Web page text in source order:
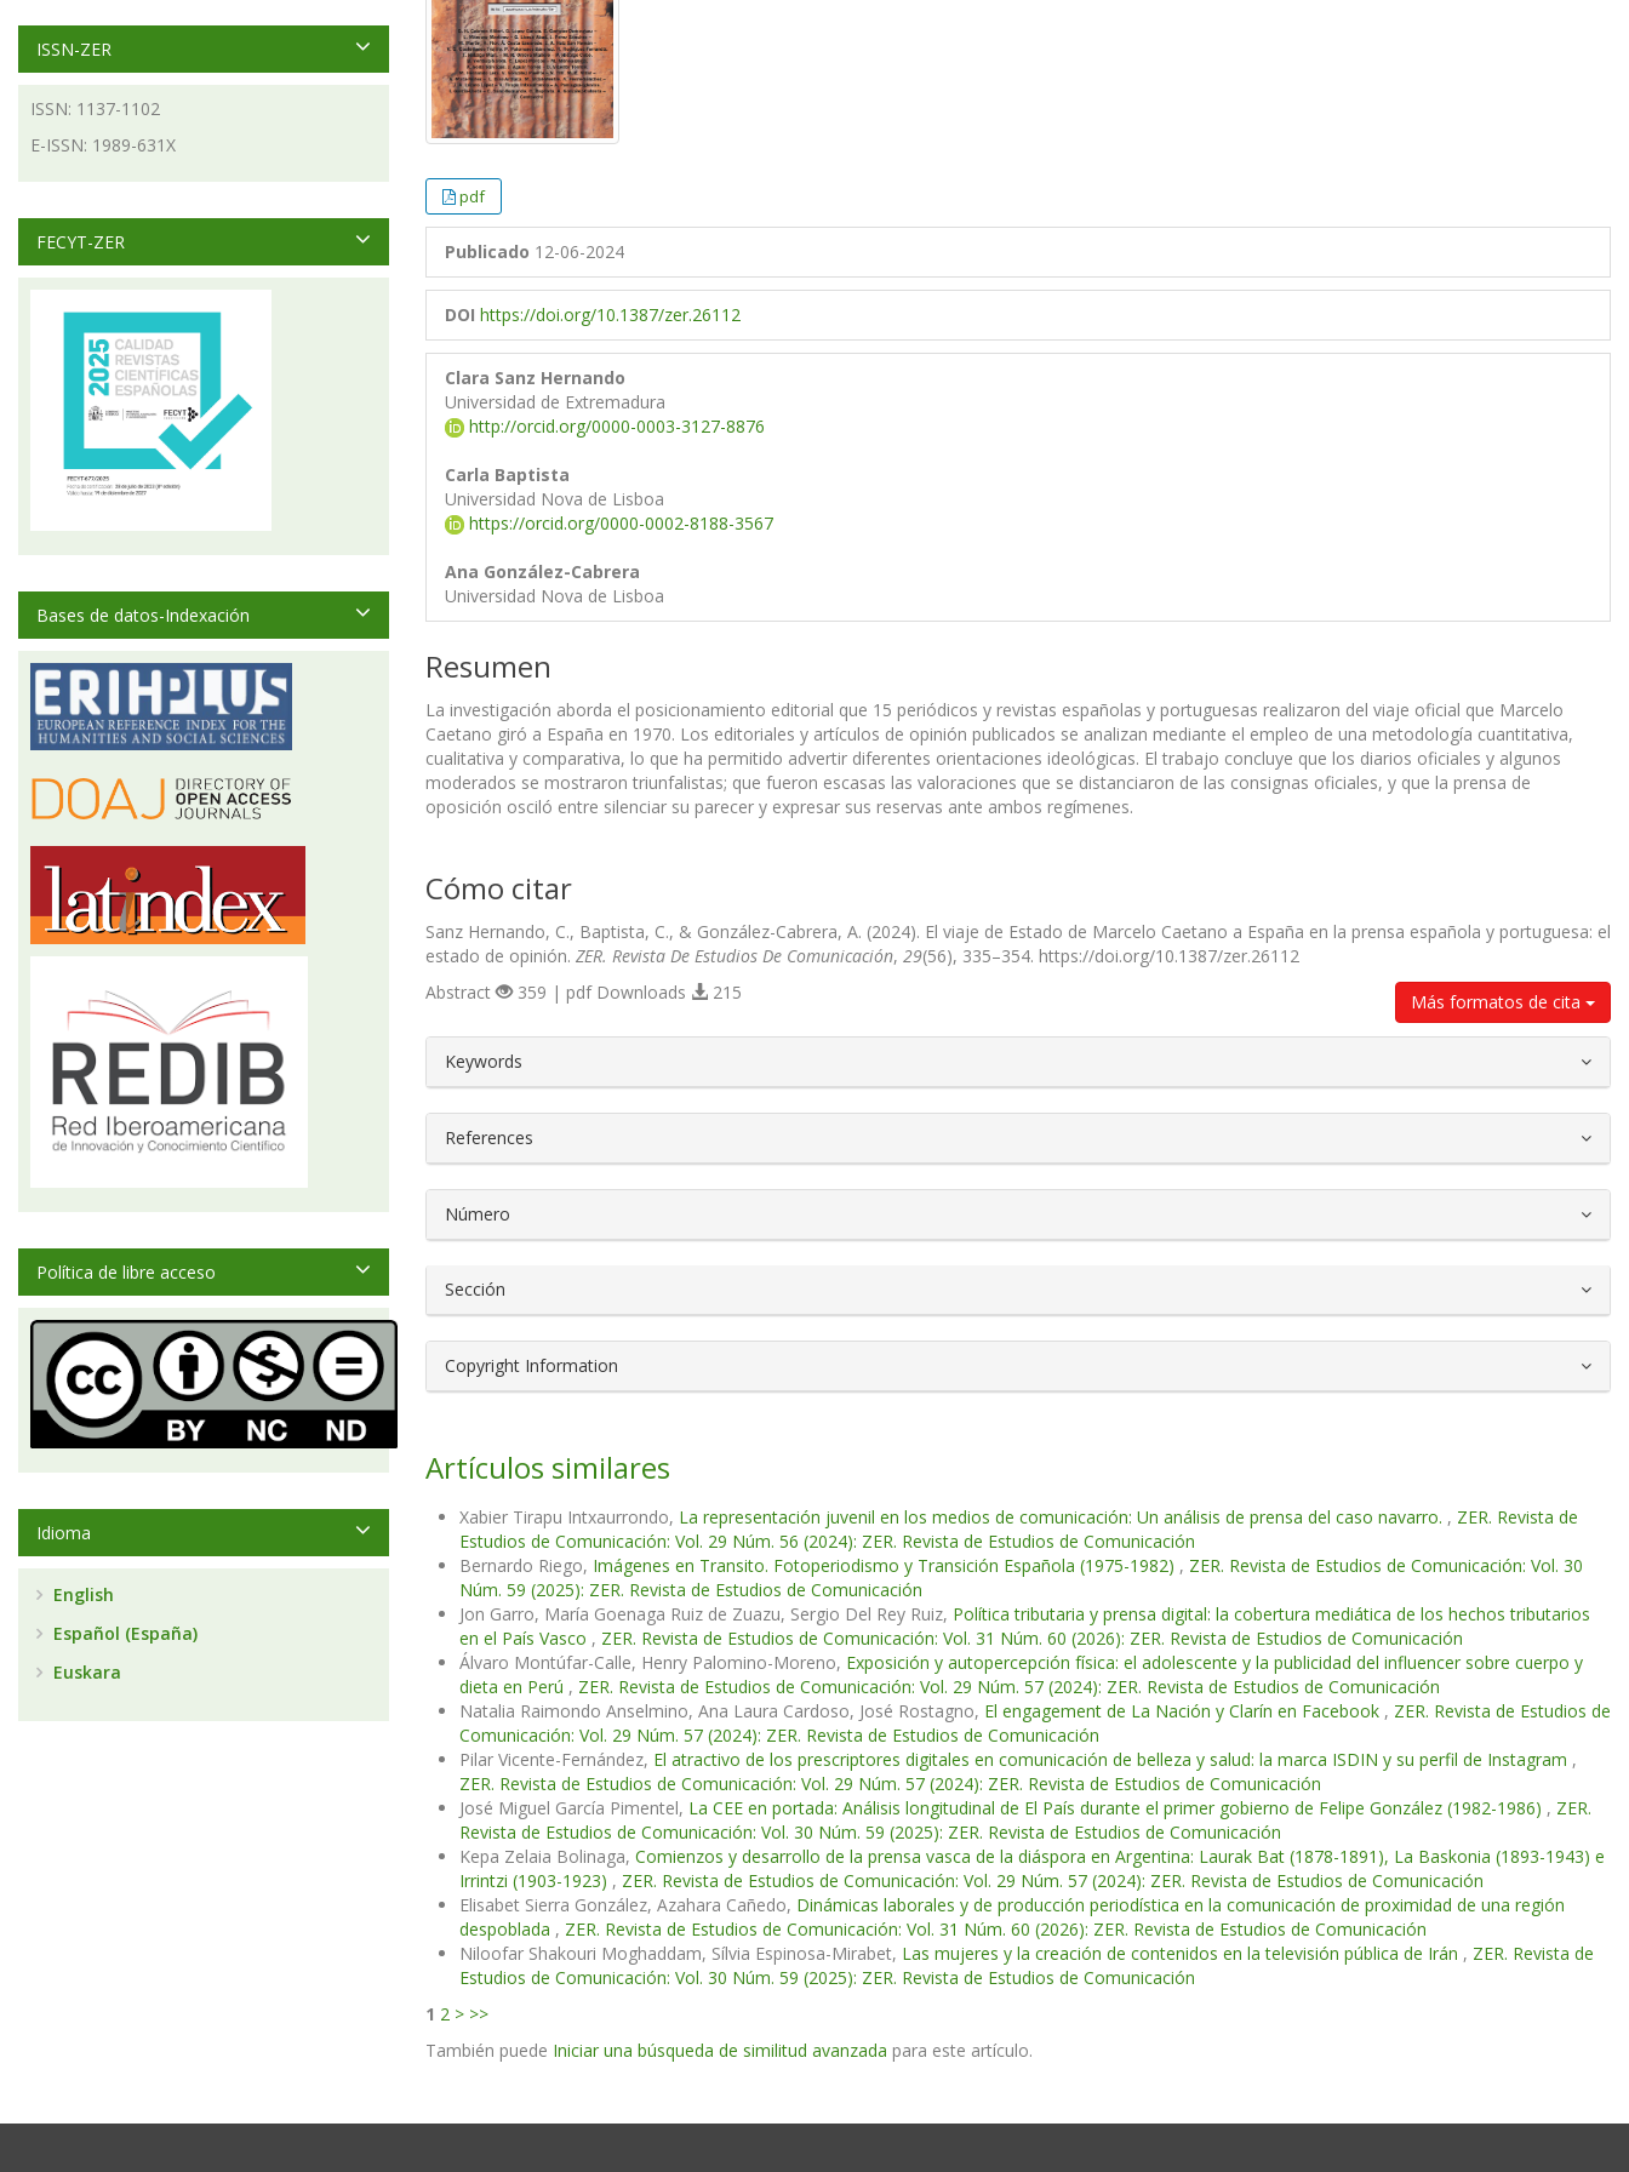
pdf
Publicado 12-06-2024
DOI https://doi.org/10.1387/zer.26112
Clara Sanz Hernando
Universidad de Extremadura
http://orcid.org/0000-0003-3127-8876
Carla Baptista
Universidad Nova de Lisboa
https://orcid.org/0000-0002-8188-3567
Ana González-Cabrera
Universidad Nova de Lisboa
Resumen
La investigación aborda el posicionamiento editorial que 15 periódicos y revistas españolas y portuguesas realizaron del viaje oficial que Marcelo
Caetano giró a España en 1970. Los editoriales y artículos de opinión publicados se analizan mediante el empleo de una metodología cuantitativa,
cualitativa y comparativa, lo que ha permitido advertir diferentes orientaciones ideológicas. El trabajo concluye que los diarios oficiales y algunos
moderados se mostraron triunfalistas; que fueron escasas las valoraciones que se distanciaron de las consignas oficiales, y que la prensa de
oposición osciló entre silenciar su parecer y expresar sus reservas ante ambos regímenes.
Cómo citar
Sanz Hernando, C., Baptista, C., & González-Cabrera, A. (2024). El viaje de Estado de Marcelo Caetano a España en la prensa española y portuguesa: el
estado de opinión. ZER. Revista De Estudios De Comunicación, 29(56), 335–354. https://doi.org/10.1387/zer.26112
Más formatos de cita
Abstract 359 | pdf Downloads 215
##plugins.themes.bootstrap3.article.details##
Keywords
References
Número
Sección
Copyright Information
Artículos similares
Xabier Tirapu Intxaurrondo, La representación juvenil en los medios de comunicación: Un análisis de prensa del caso navarro. , ZER. Revista de
Estudios de Comunicación: Vol. 29 Núm. 56 (2024): ZER. Revista de Estudios de Comunicación
Bernardo Riego, Imágenes en Transito. Fotoperiodismo y Transición Española (1975-1982) , ZER. Revista de Estudios de Comunicación: Vol. 30
Núm. 59 (2025): ZER. Revista de Estudios de Comunicación
Jon Garro, María Goenaga Ruiz de Zuazu, Sergio Del Rey Ruiz, Política tributaria y prensa digital: la cobertura mediática de los hechos tributarios
en el País Vasco , ZER. Revista de Estudios de Comunicación: Vol. 31 Núm. 60 (2026): ZER. Revista de Estudios de Comunicación
Álvaro Montúfar-Calle, Henry Palomino-Moreno, Exposición y autopercepción física: el adolescente y la publicidad del influencer sobre cuerpo y
dieta en Perú , ZER. Revista de Estudios de Comunicación: Vol. 29 Núm. 57 (2024): ZER. Revista de Estudios de Comunicación
Natalia Raimondo Anselmino, Ana Laura Cardoso, José Rostagno, El engagement de La Nación y Clarín en Facebook , ZER. Revista de Estudios de
Comunicación: Vol. 29 Núm. 57 (2024): ZER. Revista de Estudios de Comunicación
Pilar Vicente-Fernández, El atractivo de los prescriptores digitales en comunicación de belleza y salud: la marca ISDIN y su perfil de Instagram ,
ZER. Revista de Estudios de Comunicación: Vol. 29 Núm. 57 (2024): ZER. Revista de Estudios de Comunicación
José Miguel García Pimentel, La CEE en portada: Análisis longitudinal de El País durante el primer gobierno de Felipe González (1982-1986) , ZER.
Revista de Estudios de Comunicación: Vol. 30 Núm. 59 (2025): ZER. Revista de Estudios de Comunicación
Kepa Zelaia Bolinaga, Comienzos y desarrollo de la prensa vasca de la diáspora en Argentina: Laurak Bat (1878-1891), La Baskonia (1893-1943) e
Irrintzi (1903-1923) , ZER. Revista de Estudios de Comunicación: Vol. 29 Núm. 57 (2024): ZER. Revista de Estudios de Comunicación
Elisabet Sierra González, Azahara Cañedo, Dinámicas laborales y de producción periodística en la comunicación de proximidad de una región
despoblada , ZER. Revista de Estudios de Comunicación: Vol. 31 Núm. 60 (2026): ZER. Revista de Estudios de Comunicación
Niloofar Shakouri Moghaddam, Sílvia Espinosa-Mirabet, Las mujeres y la creación de contenidos en la televisión pública de Irán , ZER. Revista de
Estudios de Comunicación: Vol. 30 Núm. 59 (2025): ZER. Revista de Estudios de Comunicación
1 2 > >>
También puede Iniciar una búsqueda de similitud avanzada para este artículo.
ISSN-ZER
ISSN: 1137-1102
E-ISSN: 1989-631X
FECYT-ZER
Bases de datos-Indexación
Política de libre acceso
Idioma
English
Español (España)
Euskara